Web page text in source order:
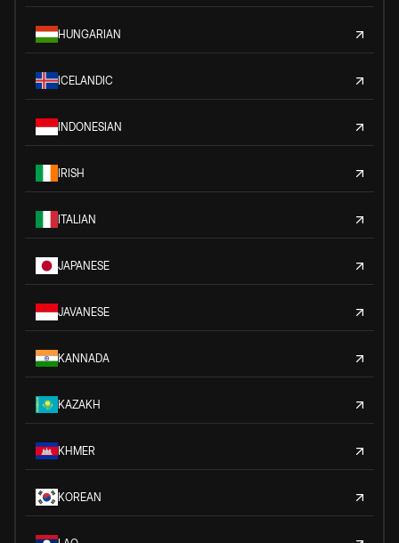
HUNGARIAN
ICELANDIC
INDONESIAN
IRISH
ITALIAN
JAPANESE
JAVANESE
KANNADA
KAZAKH
KHMER
KOREAN